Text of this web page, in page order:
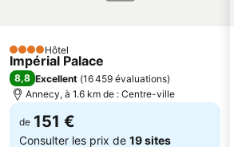
Palais des Nations
Fête de
Cité médiévale de Conflans
Plage
Pâquis
Aéroport
4 ÉtoilesHôtel
Impérial Palace
8,8 Excellent (16 459 évaluations)
Annecy, à 1.6 km de : Centre-ville
de 151 €
Consulter les prix de 19 sites